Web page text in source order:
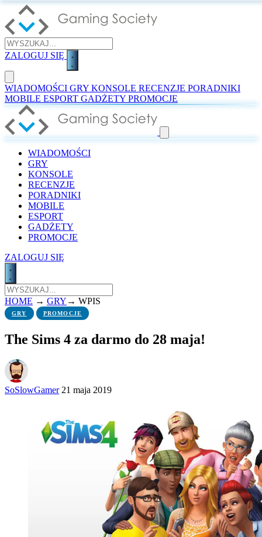
ZALOGUJ SIĘ
WIADOMOŚCI GRY KONSOLE RECENZJE PORADNIKI
MOBILE ESPORT GADŻETY PROMOCJE
WIADOMOŚCI
GRY
KONSOLE
RECENZJE
PORADNIKI
MOBILE
ESPORT
GADŻETY
PROMOCJE
ZALOGUJ SIĘ
HOME → GRY → WPIS
GRY PROMOCJE
The Sims 4 za darmo do 28 maja!
SoSlowGamer 21 maja 2019